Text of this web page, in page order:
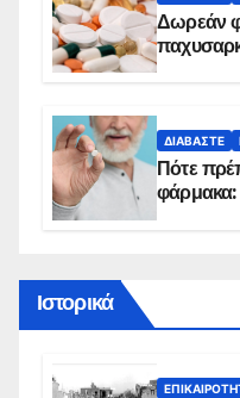
Δωρεάν
ΔΙΑΒΆΣΤΕ
Πότε
φάρμακα:
Ιστορικά